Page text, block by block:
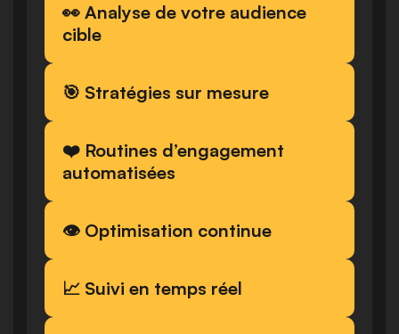
👀 Analyse de votre audience
cible
🎯 Stratégies sur mesure
❤️ Routines d’engagement
automatisées
👁️ Optimisation continue
📈 Suivi en temps réel